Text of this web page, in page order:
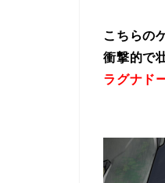
こちらの
衝撃的で
ラグナド